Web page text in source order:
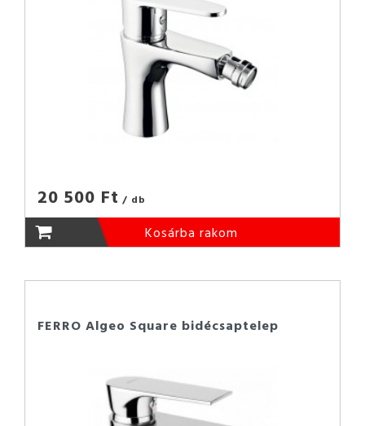
20 500 Ft / db
Kosárba rakom
FERRO Algeo Square bidécsaptelep